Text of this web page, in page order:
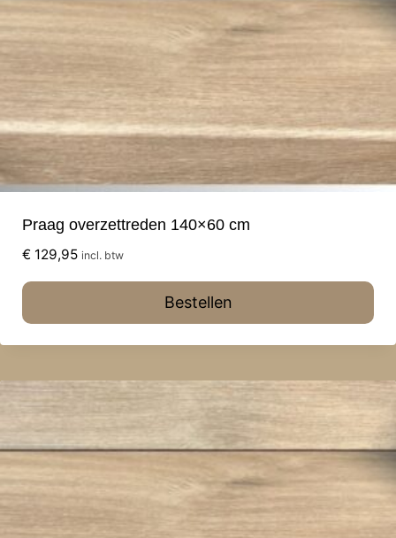
Praag overzettreden 140×60 cm
€ 129,95 incl. btw
Bestellen